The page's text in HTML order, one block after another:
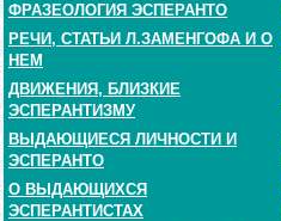
ФРАЗЕОЛОГИЯ ЭСПЕРАНТО
РЕЧИ, СТАТЬИ Л.ЗАМЕНГОФА И О
НЕМ
ДВИЖЕНИЯ, БЛИЗКИЕ
ЭСПЕРАНТИЗМУ
ВЫДАЮЩИЕСЯ ЛИЧНОСТИ И
ЭСПЕРАНТО
О ВЫДАЮЩИХСЯ
ЭСПЕРАНТИСТАХ